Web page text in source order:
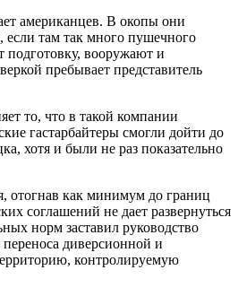
американцев. В окопы они
если там так много пушечного
подготовку, вооружают и
пребывает представитель
то, что в такой компании
гастарбайтеры смогли дойти до
хотя и были не раз показательно
отогнав как минимум до границ
соглашений не дает развернуться
норм заставил руководство
диверсионной и
контролируемую